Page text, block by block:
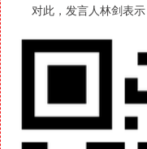
对此，发言人林剑表示